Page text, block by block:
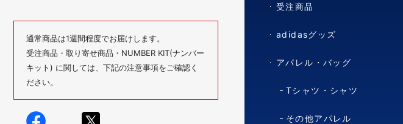
通常商品は1週間程度でお届けします。
受注商品・取り寄せ商品・NUMBER KIT(ナンバー
キット) に関しては、下記の注意事項をご確認く
ださい。
受注商品
adidasグッズ
アパレル・バッグ
Tシャツ・シャツ
その他アパレル